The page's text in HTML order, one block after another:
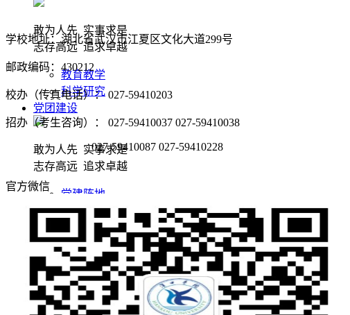
敢为人先 实事求是
志存高远 追求卓越
教育教学
科学研究
党团建设
敢为人先 实事求是
志存高远 追求卓越
党建阵地
团学天地
敢为人先 实事求是
志存高远 追求卓越
学校地址：湖北省武汉市江夏区文化大道299号
邮政编码：430212
校办（传真电话）： 027-59410203
招办（考生咨询）： 027-59410037 027-59410038
027-59410087 027-59410228
官方微信